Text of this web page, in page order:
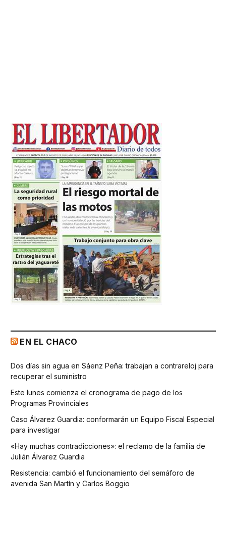
EN EL CHACO
Dos días sin agua en Sáenz Peña: trabajan a contrareloj para
recuperar el suministro
Este lunes comienza el cronograma de pago de los
Programas Provinciales
Caso Álvarez Guardia: conformarán un Equipo Fiscal Especial
para investigar
«Hay muchas contradicciones»: el reclamo de la familia de
Julián Álvarez Guardia
Resistencia: cambió el funcionamiento del semáforo de
avenida San Martín y Carlos Boggio